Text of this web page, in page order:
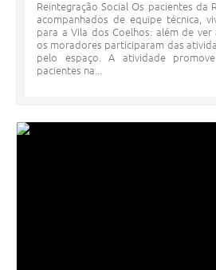
Reintegração Social Os pacientes da
acompanhados de equipe técnica,
para a Vila dos Coelhos: além de ver
os moradores participaram das
pelo espaço. A atividade
pacientes na...